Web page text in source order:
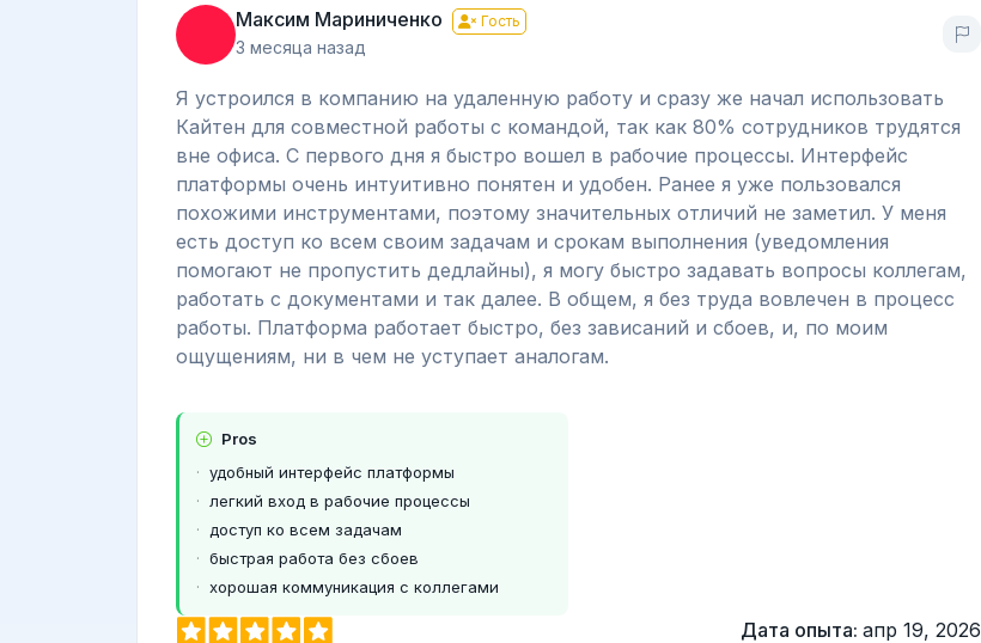
Максим Мариниченко Гость
3 месяца назад
Я устроился в компанию на удаленную работу и сразу же начал использовать
Кайтен для совместной работы с командой, так как 80% сотрудников трудятся
вне офиса. С первого дня я быстро вошел в рабочие процессы. Интерфейс
платформы очень интуитивно понятен и удобен. Ранее я уже пользовался
похожими инструментами, поэтому значительных отличий не заметил. У меня
есть доступ ко всем своим задачам и срокам выполнения (уведомления
помогают не пропустить дедлайны), я могу быстро задавать вопросы коллегам,
работать с документами и так далее. В общем, я без труда вовлечен в процесс
работы. Платформа работает быстро, без зависаний и сбоев, и, по моим
ощущениям, ни в чем не уступает аналогам.
Pros
удобный интерфейс платформы
легкий вход в рабочие процессы
доступ ко всем задачам
быстрая работа без сбоев
хорошая коммуникация с коллегами
Дата опыта: апр 19, 2026